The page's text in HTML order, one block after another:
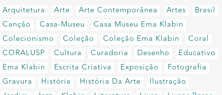
Arquitetura Arte Arte Contemporânea Artes
Brasil
Canção
Casa-Museu
Casa Museu Ema Klabin
Colecionismo
Coleção Coleção Ema Klabin
Coral
CORALUSP
Cultura Curadoria Desenho
Educativo
Ema Klabin
Escrita Criativa Exposição
Fotografia
Gravura
História História Da Arte
Ilustração